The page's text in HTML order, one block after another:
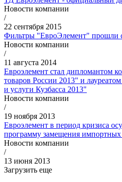
Новости компании
/
22 сентября 2015
Фильтры "ЕвроЭлемент" прошли
Новости компании
/
11 августа 2014
Евроэлемент стал дипломантом
товаров России 2013" и
и услуги Кузбасса 2013"
Новости компании
/
19 ноября 2013
Евроэлемент в период кризиса
программу замещения импортных
Новости компании
/
13 июня 2013
Загрузить еще